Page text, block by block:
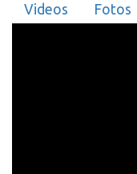
Videos Fotos